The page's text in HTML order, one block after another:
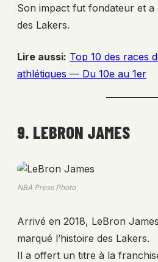
Son impact fut fondateur et a
des Lakers.
Lire aussi: Top 10 des races
athlétiques — Du 10e au 1er
9. LEBRON JAMES
NBA Press Photo
Arrivé en 2018, LeBron
marqué l’histoire des Lakers.
Il a offert un titre à la